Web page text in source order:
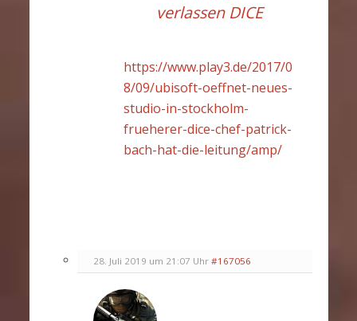
verlassen DICE
https://www.play3.de/2017/0
8/09/ubisoft-oeffnet-neues-
studio-in-stockholm-
frueherer-dice-chef-patrick-
bach-hat-die-leitung/amp/
28. Juli 2019 um 21:07 Uhr #167056